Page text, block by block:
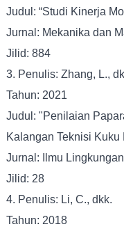
Judul: “Studi Kinerja
Jurnal: Mekanika dan
Jilid: 884
3. Penulis: Zhang, L.,
Tahun: 2021
Judul: "Penilaian
Kalangan Teknisi Kuku
Jurnal: Ilmu
Jilid: 28
4. Penulis: Li, C., dkk.
Tahun: 2018